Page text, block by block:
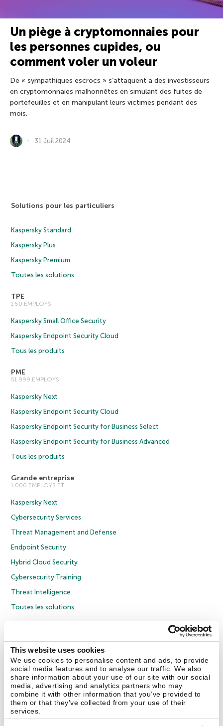
This website uses cookies
We use cookies to personalise content and ads, to provide
social media features and to analyse our traffic. We also
share information about your use of our site with our social
media, advertising and analytics partners who may
combine it with other information that you’ve provided to
them or that they’ve collected from your use of their
services.
Un piège à cryptomonnaies pour
les personnes cupides, ou
comment voler un voleur
De « sympathiques escrocs » s’attaquent à des investisseurs
en cryptomonnaies malhonnêtes en simulant des fuites de
portefeuilles et en manipulant leurs victimes pendant des
mois.
31 Juil 2024
Solutions pour les particuliers
Kaspersky Standard
Kaspersky Plus
Kaspersky Premium
Toutes les solutions
TPE
1 50 EMPLOYS
Kaspersky Small Office Security
Kaspersky Endpoint Security Cloud
Tous les produits
PME
51 999 EMPLOYS
Kaspersky Next
Kaspersky Endpoint Security Cloud
Kaspersky Endpoint Security for Business Select
Kaspersky Endpoint Security for Business Advanced
Tous les produits
Grande entreprise
1 000 EMPLOYS ET
Kaspersky Next
Cybersecurity Services
Threat Management and Defense
Endpoint Security
Hybrid Cloud Security
Cybersecurity Training
Threat Intelligence
Toutes les solutions
Politique de confidentialité
Contrat de licence entreprises
Cookies
Nous contacter À propos Partenaires Blog Communiqués de presse
Securelist Eugene Personal Blog Encyclopédie de Kaspersky